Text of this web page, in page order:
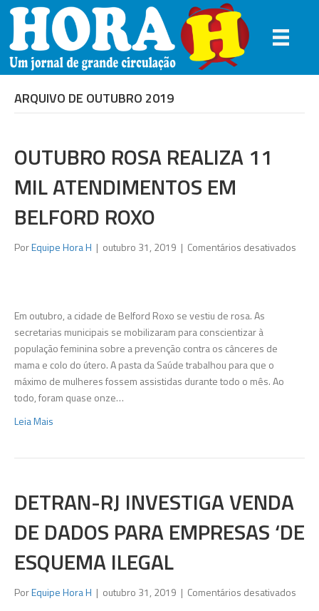
ARQUIVO DE OUTUBRO 2019
OUTUBRO ROSA REALIZA 11
MIL ATENDIMENTOS EM
BELFORD ROXO
PorEquipe Hora H | outubro 31, 2019 | Comentários desativados
Em outubro, a cidade de Belford Roxo se vestiu de rosa. As
secretarias municipais se mobilizaram para conscientizar à
população feminina sobre a prevenção contra os cânceres de
mama e colo do útero. A pasta da Saúde trabalhou para que o
máximo de mulheres fossem assistidas durante todo o mês. Ao
todo, foram quase onze…
Leia Mais
DETRAN-RJ INVESTIGA VENDA
DE DADOS PARA EMPRESAS ‘DE
ESQUEMA ILEGAL
PorEquipe Hora H | outubro 31, 2019 | Comentários desativados